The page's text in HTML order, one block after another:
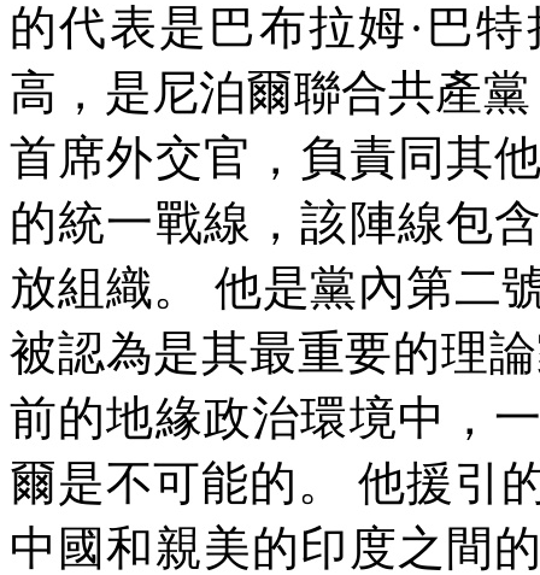
的代表是巴布拉姆·巴
高，是尼泊爾聯合共產
首席外交官，負責同其
的統一戰線，該陣線包
放組織。
他是黨內第二
被認為是其最重要的理
前的地緣政治環境中，
爾是不可能的。
他援引
中國和親美的印度之間